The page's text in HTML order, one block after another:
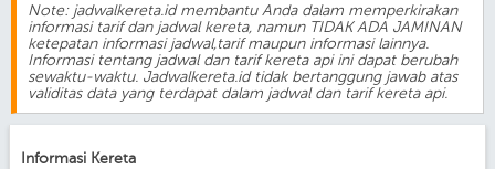
Note: jadwalkereta.id membantu Anda dalam memperkirakan
informasi tarif dan jadwal kereta, namun TIDAK ADA JAMINAN
ketepatan informasi jadwal,tarif maupun informasi lainnya.
Informasi tentang jadwal dan tarif kereta api ini dapat berubah
sewaktu-waktu. Jadwalkereta.id tidak bertanggung jawab atas
validitas data yang terdapat dalam jadwal dan tarif kereta api.
Informasi Kereta